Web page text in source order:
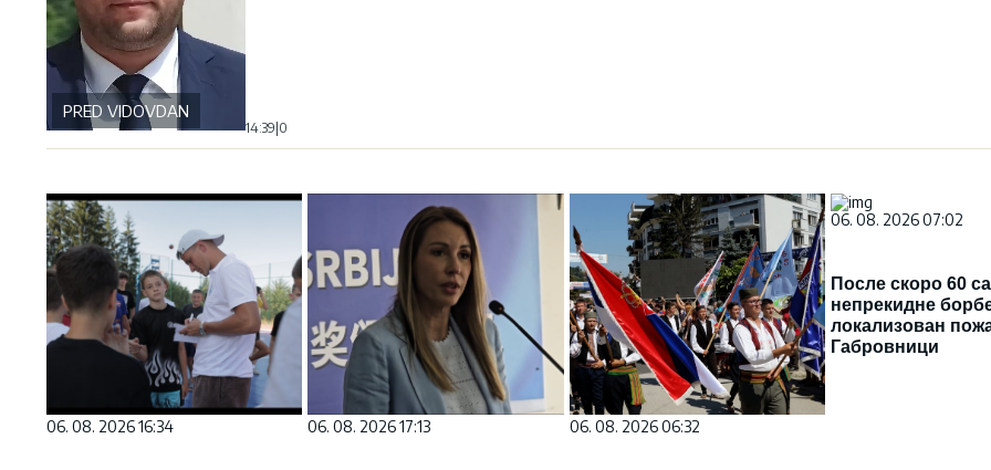
PRED VIDOVDAN
14:39 0
06. 08. 2026 16:34 06. 08. 2026 17:13 06. 08. 2026 06:32
06. 08. 2026 07:02
После скоро 60
непрекидне
локализован
Габровници